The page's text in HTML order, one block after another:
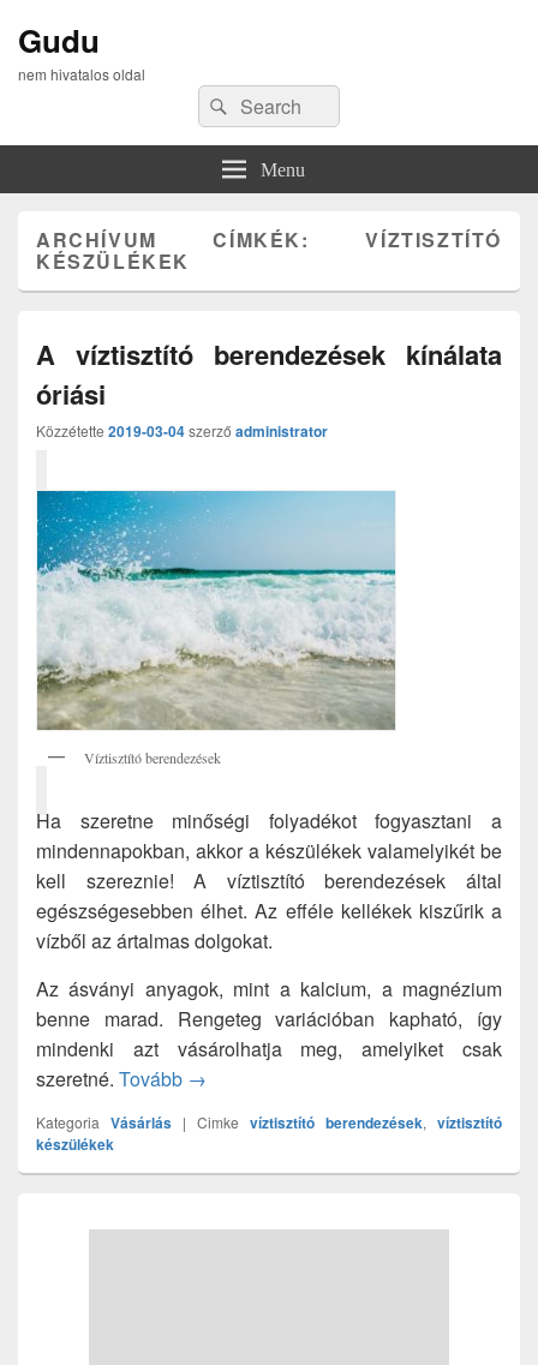
Gudu
nem hivatalos oldal
Search
for:
Search
Menu
ARCHÍVUM CÍMKÉK:VÍZTISZTÍTÓ
KÉSZÜLÉKEK
A víztisztító berendezések kínálata
óriási
Közzétette 2019-03-04szerző administrator
Víztisztító berendezések
Ha szeretne minőségi folyadékot fogyasztani a
mindennapokban, akkor a készülékek valamelyikét be
kell szereznie! A víztisztító berendezések által
egészségesebben élhet. Az efféle kellékek kiszűrik a
vízből az ártalmas dolgokat.
Az ásványi anyagok, mint a kalcium, a magnézium
benne marad. Rengeteg variációban kapható, így
mindenki azt vásárolhatja meg, amelyiket csak
szeretné. Tovább A víztisztító berendezések kínálata óriási
→
Kategoria Vásárlás | Cimke víztisztító berendezések, víztisztító
készülékek